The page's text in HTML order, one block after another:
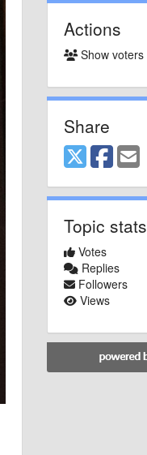
Actions
Show voters
Share
Topic stats
Votes
Replies
Followers
Views